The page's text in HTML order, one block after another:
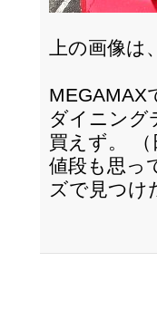
上の画像
MEGAMAX
ダイニング
買えず。
値段も思っ
ズで見つけ